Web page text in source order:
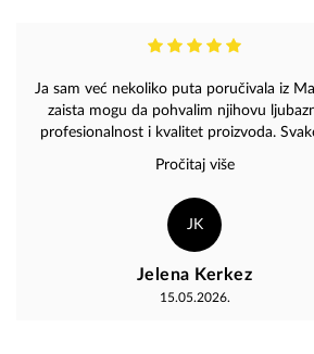
Ja sam već nekoliko puta poručivala iz
zaista mogu da pohvalim njihovu
profesionalnost i kvalitet proizvoda.
preporučila da poruči iz Magaze nešto po
izboru, vjerujete, brzo će vam stići i
zadovoljni. Zaista visok nivo.
Pročitaj više
JK
Jelena Kerkez
15.05.2026.